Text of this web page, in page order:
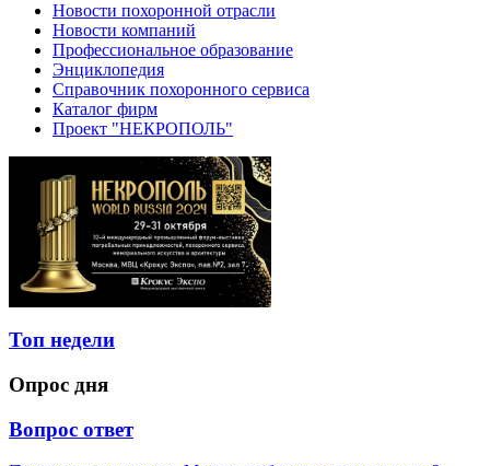
Новости похоронной отрасли
Новости компаний
Профессиональное образование
Энциклопедия
Справочник похоронного сервиса
Каталог фирм
Проект "НЕКРОПОЛЬ"
Топ недели
Опрос дня
Вопрос ответ